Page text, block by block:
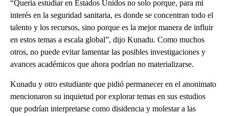
“Quería estudiar en Estados Unidos no solo porque, para mi
interés en la seguridad sanitaria, es donde se concentran todo el
talento y los recursos, sino porque es la mejor manera de influir
en estos temas a escala global”, dijo Kunadu. Como muchos
otros, no puede evitar lamentar las posibles investigaciones y
avances académicos que ahora podrían no materializarse.
Kunadu y otro estudiante que pidió permanecer en el anonimato
mencionaron su inquietud por explorar temas en sus estudios
que podrían interpretarse como disidencia y molestar a las